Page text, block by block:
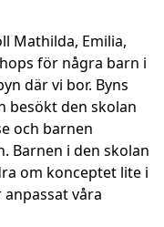
Mathilda, Emilia,
för några barn i
där vi bor. Byns
besökt den skolan
och barnen
Barnen i den skolan
om konceptet lite i
våra